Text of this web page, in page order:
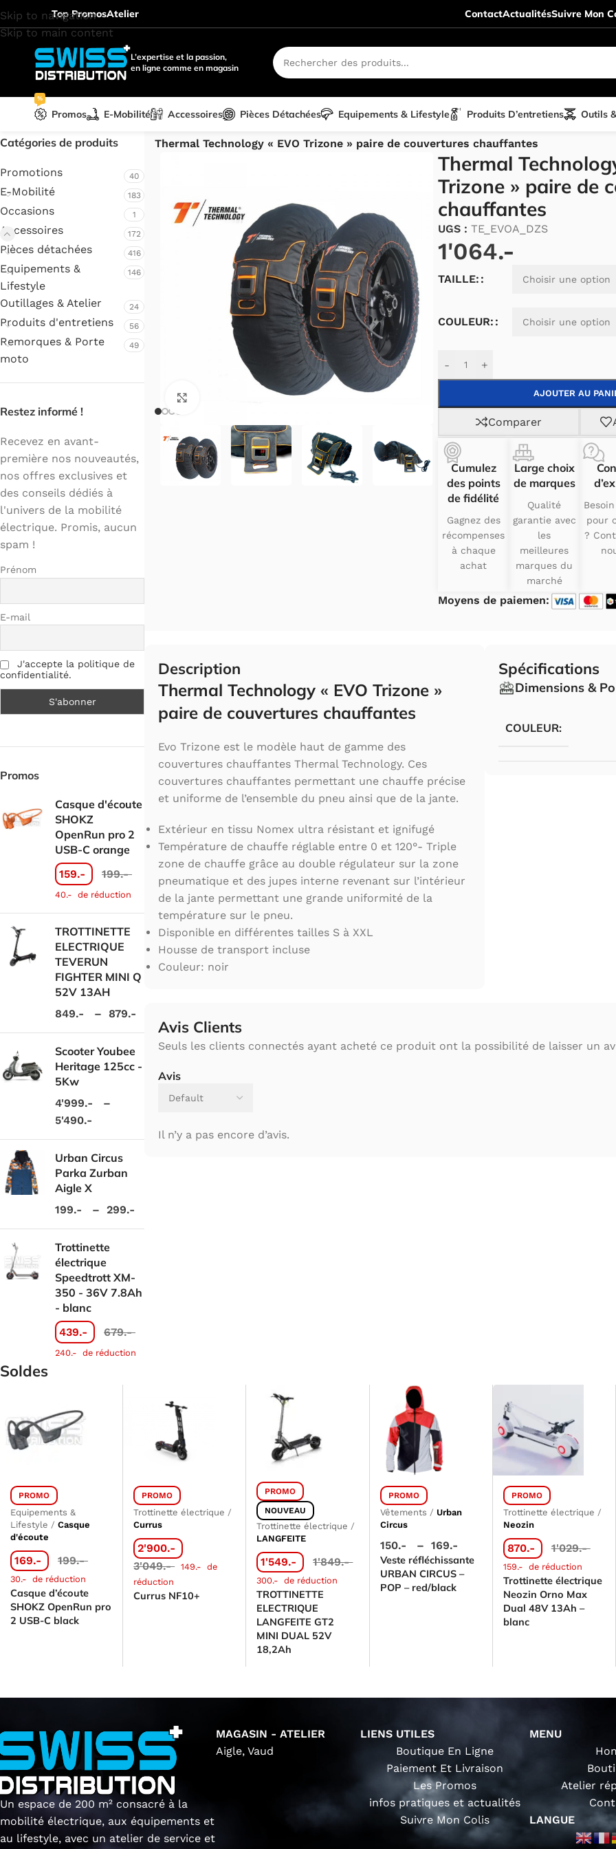
Skip to navigation
Skip to main content
Top PromosAtelier ContactActualitésSuivre Mon
L’expertise et la passion,
en ligne comme en magasin
Promos
%
E-Mobilité Accessoires Pièces Détachées Equipements & Lifestyle Produits D’entretiens Outils
Catégories de produits
Promotions 40
E-Mobilité 183
Occasions 1
Accessoires 172
Pièces détachées 416
Equipements &
Lifestyle
146
Outillages & Atelier 24
Produits d'entretiens 56
Remorques & Porte
moto
49
Restez informé !
Recevez en avant-
première nos nouveautés,
nos offres exclusives et
des conseils dédiés à
l'univers de la mobilité
électrique. Promis, aucun
spam !
Prénom
E-mail
J'accepte la politique de
confidentialité.
Promos
Casque d'écoute
SHOKZ
OpenRun pro 2
USB-C orange
159.- 199.-
40.- de réduction
TROTTINETTE
ELECTRIQUE
TEVERUN
FIGHTER MINI Q
52V 13AH
849.- – 879.-
Scooter Youbee
Heritage 125cc -
5Kw
4'999.-
–
5'490.-
Urban Circus
Parka Zurban
Aigle X
199.- – 299.-
Trottinette
électrique
Speedtrott XM-
350 - 36V 7.8Ah
- blanc
439.- 679.-
240.- de réduction
Thermal Technology « EVO Trizone » paire de couvertures chauffantes
Cliquez pour agrandir.
Thermal
Trizone » paire de
chauffantes
UGS : TE_EVOA_DZS
1'064.-
TAILLE:
COULEUR:
- +
AJOUTER AU
Alternative:
Comparer
Cumulez
des points
de fidélité
Gagnez des
récompenses
à chaque
achat
Large choix
de marques
Qualité
garantie avec
les
meilleures
marques du
marché
pour
?
Moyens de paiemen:
Description
Thermal Technology « EVO Trizone »
paire de couvertures chauffantes
Evo Trizone est le modèle haut de gamme des
couvertures chauffantes Thermal Technology. Ces
couvertures chauffantes permettant une chauffe précise
et uniforme de l’ensemble du pneu ainsi que de la jante.
Extérieur en tissu Nomex ultra résistant et ignifugé
Température de chauffe réglable entre 0 et 120°- Triple
zone de chauffe grâce au double régulateur sur la zone
pneumatique et des jupes interne revenant sur l’intérieur
de la jante permettant une grande uniformité de la
température sur le pneu.
Disponible en différentes tailles S à XXL
Housse de transport incluse
Couleur: noir
Spécifications
Dimensions &
COULEUR:
Avis Clients
Avis
Il n’y a pas encore d’avis.
Seuls les clients connectés ayant acheté ce produit ont la possibilité de laisser un
Soldes
PROMO
Equipements &
Lifestyle / Casque
d'écoute
169.- 199.-
30.- de réduction
Casque d’écoute
SHOKZ OpenRun pro
2 USB-C black
PROMO
Trottinette électrique /
Currus
2'900.-
3'049.- 149.- de
réduction
Currus NF10+
PROMO
NOUVEAU
Trottinette électrique /
LANGFEITE
1'549.- 1'849.-
300.- de réduction
TROTTINETTE
ELECTRIQUE
LANGFEITE GT2
MINI DUAL 52V
18,2Ah
PROMO
Vêtements / Urban
Circus
150.- – 169.-
Veste réfléchissante
URBAN CIRCUS –
POP – red/black
PROMO
Trottinette électrique /
Neozin
870.- 1'029.-
159.- de réduction
Trottinette électrique
Neozin Orno Max
Dual 48V 13Ah –
blanc
Un espace de 200 m² consacré à la
mobilité électrique, aux équipements et
au lifestyle, avec un atelier de service et
MAGASIN - ATELIER
Aigle, Vaud
LIENS UTILES
Boutique En Ligne
Paiement Et Livraison
Les Promos
infos pratiques et actualités
Suivre Mon Colis
MENU
Atelier
LANGUE